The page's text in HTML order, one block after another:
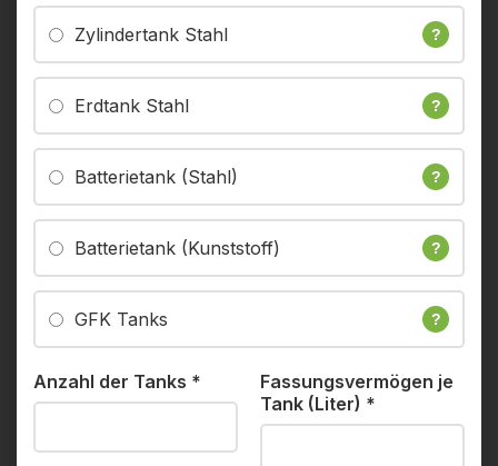
Zylindertank Stahl ?
Erdtank Stahl ?
Batterietank (Stahl) ?
Batterietank (Kunststoff) ?
GFK Tanks ?
Anzahl der Tanks *
Fassungsvermögen je
Tank (Liter) *